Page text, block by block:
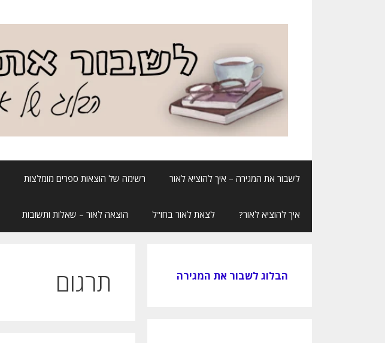
לשבור את המגירה – איך להוציא לאור רשימה של הוצאות ספרים מומלצות
איך להוציא לאור? לצאת לאור בחו"ל הוצאה לאור – שאלות ותשובות
תרגום הבלוג לשבור את המגירה